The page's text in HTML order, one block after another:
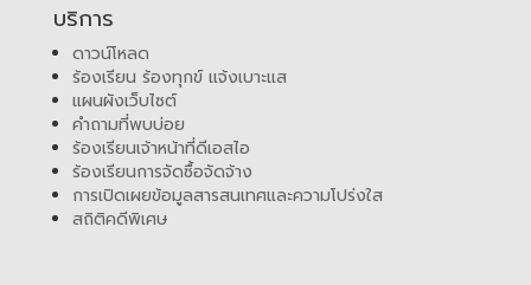
บริการ
ดาวน์โหลด
ร้องเรียน ร้องทุกข์ แจ้งเบาะแส
แผนผังเว็บไซต์
คำถามที่พบบ่อย
ร้องเรียนเจ้าหน้าที่ดีเอสไอ
ร้องเรียนการจัดซื้อจัดจ้าง
การเปิดเผยข้อมูลสารสนเทศและความโปร่งใส
สถิติคดีพิเศษ